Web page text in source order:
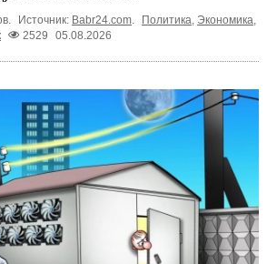
Источник: Babr24.com. Политика, Экономика,
2529 05.08.2026